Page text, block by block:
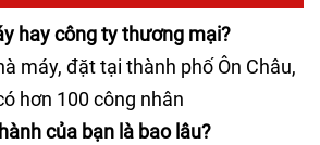
hay công ty thương mại?
máy, đặt tại thành phố Ôn Châu,
hơn 100 công nhân
của bạn là bao lâu?